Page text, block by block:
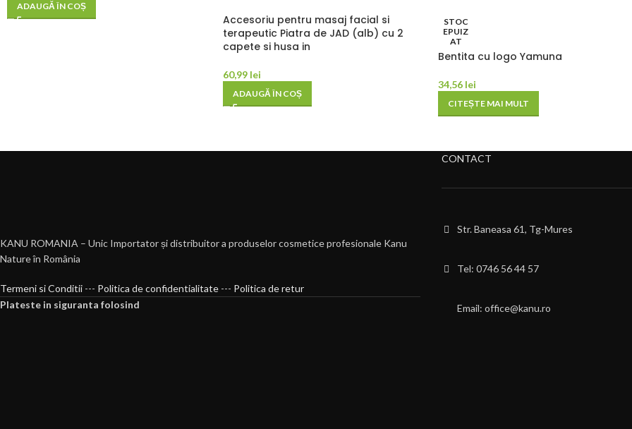
ADAUGĂ ÎN COȘ
Accesoriu pentru masaj facial si
terapeutic Piatra de JAD (alb) cu 2
capete si husa in
60,99 lei
ADAUGĂ ÎN COȘ
STOC
EPUIZ
AT
Bentita cu logo Yamuna
34,56 lei
CITEȘTE MAI MULT
KANU ROMANIA – Unic Importator și distribuitor a produselor cosmetice profesionale Kanu
Nature în România
Termeni si Conditii --- Politica de confidentialitate --- Politica de retur
Plateste in siguranta folosind
CONTACT
Str. Baneasa 61, Tg-Mures
Tel: 0746 56 44 57
Email: office@kanu.ro